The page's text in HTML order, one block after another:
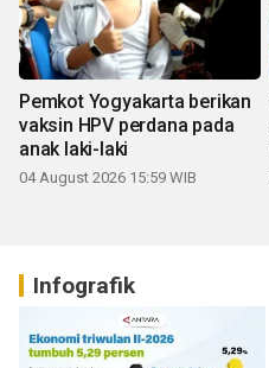
Pemkot Yogyakarta berikan
vaksin HPV perdana pada
anak laki-laki
04 August 2026 15:59 WIB
Infografik